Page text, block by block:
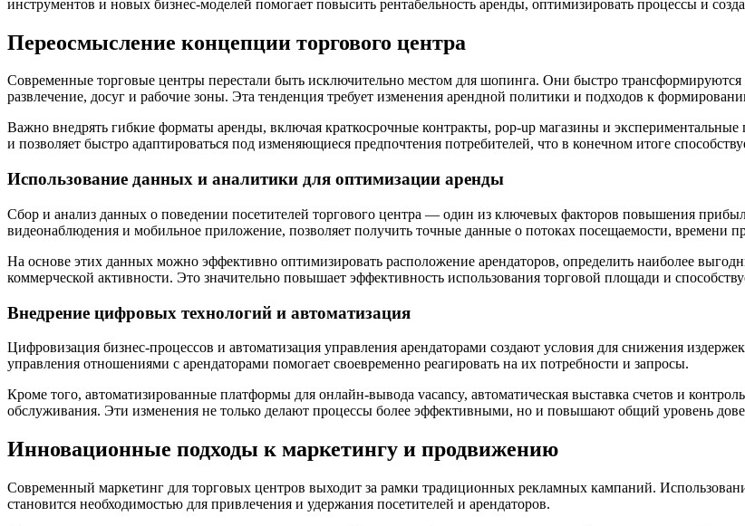
инструментов и новых бизнес-моделей помогает повысить рентабельность аренды, оптимизировать процессы и
Переосмысление концепции торгового центра
Современные торговые центры перестали быть исключительно местом для шопинга. Они быстро
развлечение, досуг и рабочие зоны. Эта тенденция требует изменения арендной политики и подходов к
Важно внедрять гибкие форматы аренды, включая краткосрочные контракты, pop-up магазины и экспериментальные
и позволяет быстро адаптироваться под изменяющиеся предпочтения потребителей, что в конечном итоге
Использование данных и аналитики для оптимизации аренды
Сбор и анализ данных о поведении посетителей торгового центра — один из ключевых факторов повышения
видеонаблюдения и мобильное приложение, позволяет получить точные данные о потоках посещаемости, времени
На основе этих данных можно эффективно оптимизировать расположение арендаторов, определить наиболее
коммерческой активности. Это значительно повышает эффективность использования торговой площади и
Внедрение цифровых технологий и автоматизация
Цифровизация бизнес-процессов и автоматизация управления арендаторами создают условия для снижения
управления отношениями с арендаторами помогает своевременно реагировать на их потребности и запросы.
Кроме того, автоматизированные платформы для онлайн-вывода vacancy, автоматическая выставка счетов и
обслуживания. Эти изменения не только делают процессы более эффективными, но и повышают общий уровень
Инновационные подходы к маркетингу и продвижению
Современный маркетинг для торговых центров выходит за рамки традиционных рекламных кампаний.
становится необходимостью для привлечения и удержания посетителей и арендаторов.